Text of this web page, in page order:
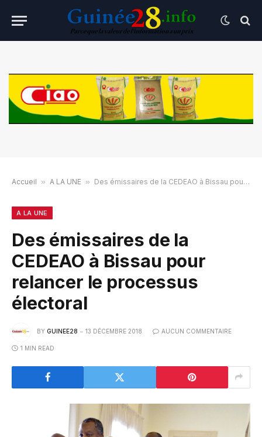
Accueil » A LA UNE » Des émissaires de la CEDEAO à Bissau pour relancer le processus électoral
A LA UNE
Des émissaires de la
CEDEAO à Bissau pour
relancer le processus
électoral
BY GUINEE28 13 DÉCEMBRE 2018 AUCUN COMMENTAIRE
1 MIN READ